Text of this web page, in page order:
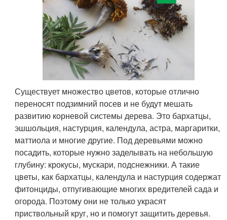
Существует множество цветов, которые отлично
переносят подзимний посев и не будут мешать
развитию корневой системы дерева. Это бархатцы,
эшшольция, настурция, календула, астра, маргаритки,
маттиола и многие другие. Под деревьями можно
посадить, которые нужно заделывать на небольшую
глубину: крокусы, мускари, подснежники. А такие
цветы, как бархатцы, календула и настурция содержат
фитонциды, отпугивающие многих вредителей сада и
огорода. Поэтому они не только украсят
приствольный круг, но и помогут защитить деревья.